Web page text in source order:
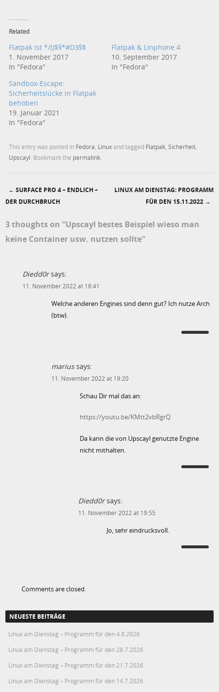
Related
Flatpak ist */()$§*#D3§$
1. November 2017
In "Fedora"
Flatpak & Linphone 4
10. September 2017
In "Fedora"
Sandbox-Escape:
Sicherheitslücke in Flatpak
behoben
19. Januar 2021
In "Fedora"
This entry was posted in Fedora Linuxand tagged Flatpak ,Sicherheit
Upscayl . Bookmark the permalink
Post navigation
← SURFACE PRO 4 – ENDLICH –
DER DURCHBRUCH
LINUX AM DIENSTAG: PROGRAMM
FÜR DEN 15.11.2022 →
3 thoughts on “Upscayl bestes Beispiel wieso man
keine Container usw. nutzen sollte”
Diedd0r says:
11. November 2022 at 18:41
Welche anderen Engines sind denn gut? Ich nutze Arch
(btw).
marius says:
11. November 2022 at 19:20
Schau Dir mal das an:
https://youtu.be/KMtt2vbRgrQ
Da kann die von Upscayl genutzte Engine
nicht mithalten.
Diedd0r says:
11. November 2022 at 19:55
Jo, sehr eindrucksvoll.
Comments are closed.
NEUESTE BEITRÄGE
Linux am Dienstag – Programm für den 4.8.2026
Linux am Dienstag – Programm für den 28.7.2026
Linux am Dienstag – Programm für den 21.7.2026
Linux am Dienstag – Programm für den 14.7.2026